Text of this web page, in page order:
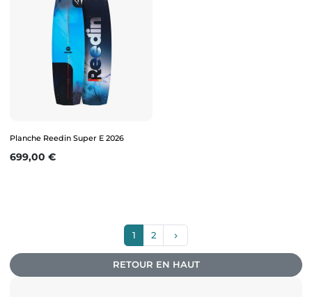
Planche Reedin Super E 2026
Prix
699,00 €
1 2 keyboard_arrow_right
RETOUR EN HAUT